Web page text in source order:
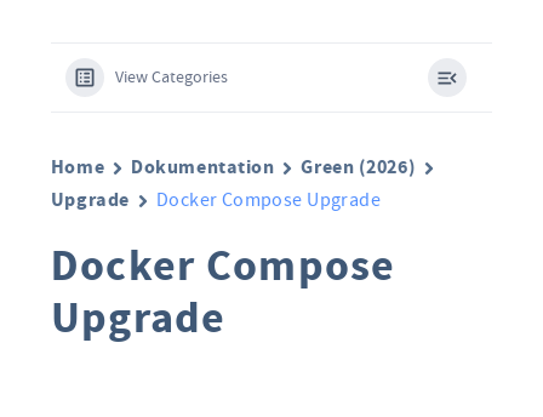
View Categories
Home Dokumentation
Green (2026)
Upgrade
Docker Compose Upgrade
Docker Compose
Upgrade